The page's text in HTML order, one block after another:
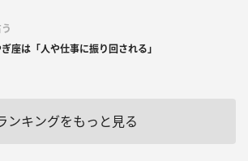
座は「人や仕事に振り回される」
ンキングをもっと見る